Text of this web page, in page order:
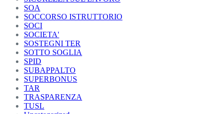
SOA
SOCCORSO ISTRUTTORIO
SOCI
SOCIETA'
SOSTEGNI TER
SOTTO SOGLIA
SPID
SUBAPPALTO
SUPERBONUS
TAR
TRASPARENZA
TUSL